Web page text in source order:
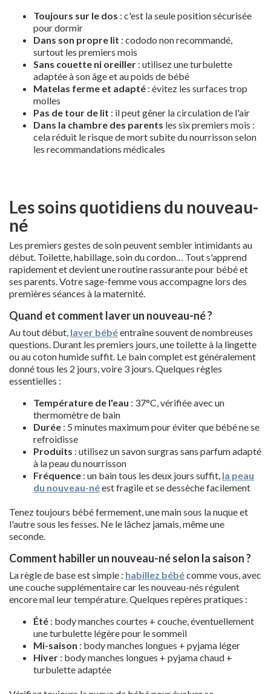
Toujours sur le dos : c'est la seule position sécurisée
pour dormir
Dans son propre lit : cododo non recommandé,
surtout les premiers mois
Sans couette ni oreiller : utilisez une turbulette
adaptée à son âge et au poids de bébé
Matelas ferme et adapté : évitez les surfaces trop
molles
Pas de tour de lit : il peut gêner la circulation de l'air
Dans la chambre des parents les six premiers mois :
cela réduit le risque de mort subite du nourrisson selon
les recommandations médicales
Les soins quotidiens du nouveau-
né
Les premiers gestes de soin peuvent sembler intimidants au
début. Toilette, habillage, soin du cordon… Tout s'apprend
rapidement et devient une routine rassurante pour bébé et
ses parents. Votre sage-femme vous accompagne lors des
premières séances à la maternité.
Quand et comment laver un nouveau-né ?
Au tout début, laver bébéentraîne souvent de nombreuses
questions. Durant les premiers jours, une toilette à la lingette
ou au coton humide suffit. Le bain complet est généralement
donné tous les 2 jours, voire 3 jours. Quelques règles
essentielles :
Température de l'eau : 37°C, vérifiée avec un
thermomètre de bain
Durée : 5 minutes maximum pour éviter que bébé ne se
refroidisse
Produits : utilisez un savon surgras sans parfum adapté
à la peau du nourrisson
Fréquence : un bain tous les deux jours suffit, la peau
du nouveau-néest fragile et se dessèche facilement
Tenez toujours bébé fermement, une main sous la nuque et
l'autre sous les fesses. Ne le lâchez jamais, même une
seconde.
Comment habiller un nouveau-né selon la saison ?
La règle de base est simple : habillez bébécomme vous, avec
une couche supplémentaire car les nouveau-nés régulent
encore mal leur température. Quelques repères pratiques :
Été : body manches courtes + couche, éventuellement
une turbulette légère pour le sommeil
Mi-saison : body manches longues + pyjama léger
Hiver : body manches longues + pyjama chaud +
turbulette adaptée